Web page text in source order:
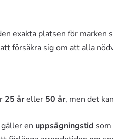
exakta platsen för marken
försäkra sig om att alla
25 åreller 50 år, men det
en uppsägningstid